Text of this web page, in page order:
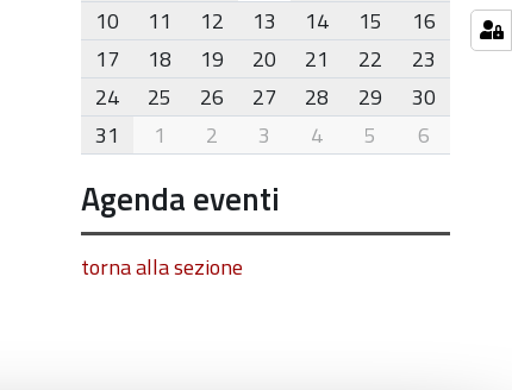
10
11 12 13 14 15
16
17
18 19 20 21 22
23
24
25 26 27 28 29
30
31
1 2 3 4 5 6
Agenda eventi
torna alla sezione